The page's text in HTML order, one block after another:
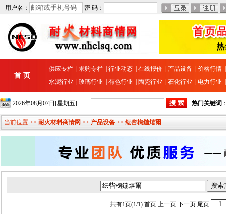
用户名： 密 码：
首 页
供应专栏 求购专栏 行业动态 在线报价 产品设备 价格行情
水泥行业
玻璃行业 有色行业 陶瓷行业 石化行业 电力行业
2026年08月07日[星期五] 热门关键词
当前位置 >> 耐火材料商情网 >> 产品设备 >> 纭呰椈鍦熺爾
共有1页(1/1) 首页 上一页 下一页 尾页